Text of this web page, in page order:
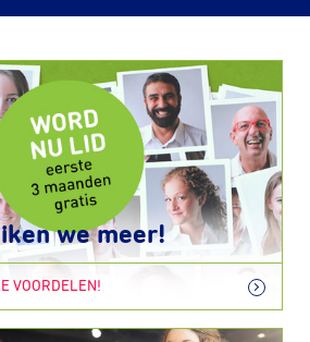
we meer!
VOORDELEN!